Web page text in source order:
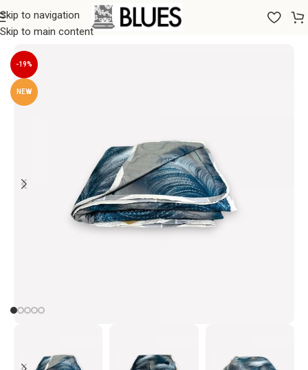
Skip to navigation
Skip to main content
Sākums/Segas/Vasaras segas
-19%
NEW